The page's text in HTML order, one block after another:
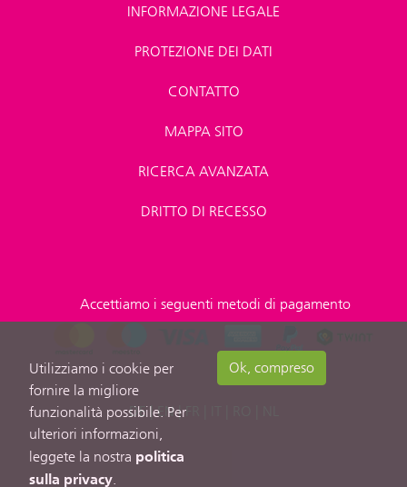
INFORMAZIONE LEGALE
PROTEZIONE DEI DATI
CONTATTO
MAPPA SITO
RICERCA AVANZATA
DRITTO DI RECESSO
Accettiamo i seguenti metodi di pagamento
DE|EN|FR
Utilizziamo i cookie per
fornire la migliore
funzionalità possibile. Per
ulteriori informazioni,
leggete la nostra politica
sulla privacy.
Ok, compreso